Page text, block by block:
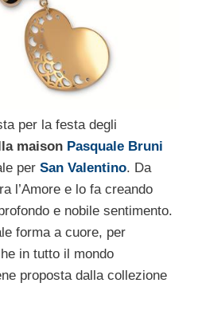
per la festa degli
maison Pasquale Bruni
per San Valentino. Da
l’Amore e lo fa creando
e nobile sentimento.
forma a cuore, per
in tutto il mondo
proposta dalla collezione